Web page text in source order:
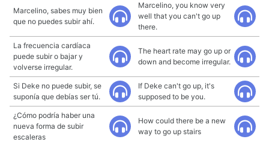
Marcelino, sabes muy bien
que no puedes subir ahí.
Marcelino, you know very
well that you can't go up
there.
La frecuencia cardíaca
puede subir o bajar y
volverse irregular.
The heart rate may go up or
down and become irregular.
Si Deke no puede subir, se
suponía que debías ser tú.
If Deke can't go up, it's
supposed to be you.
¿Cómo podría haber una
nueva forma de subir
escaleras
How could there be a new
way to go up stairs